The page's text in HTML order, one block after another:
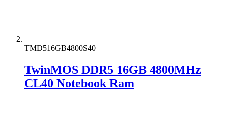
TMD516GB4800S40
TwinMOS DDR5 16GB 4800MHz
CL40 Notebook Ram